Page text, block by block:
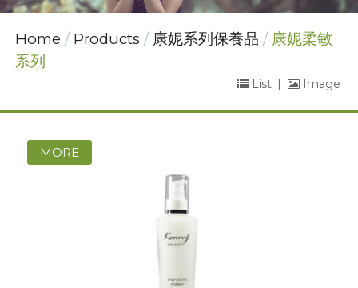
Home Products 康妮系列保養品
康妮柔敏
系列
List | Image